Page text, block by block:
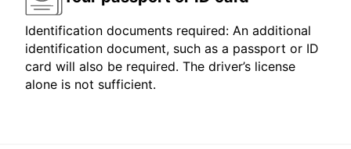
Identification documents required: An additional
identification document, such as a passport or ID
card will also be required. The driver’s license
alone is not sufficient.